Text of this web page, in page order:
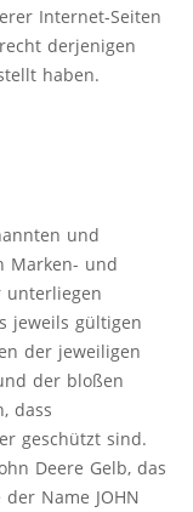
Internet-Seiten
derjenigen
haben.
und
Marken- und
unterliegen
jeweils gültigen
der jeweiligen
der bloßen
dass
geschützt sind.
Deere Gelb, das
Name JOHN